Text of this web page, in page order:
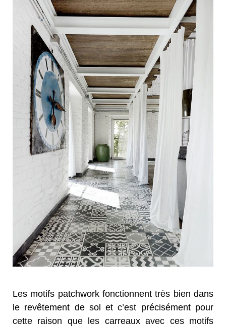
Les motifs patchwork fonctionnent très bien dans
le revêtement de sol et c’est précisément pour
cette raison que les carreaux avec ces motifs